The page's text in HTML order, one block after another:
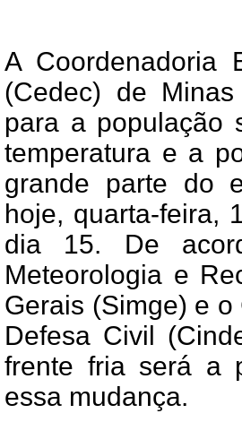
A Coordenadoria
(Cedec) de
para a população
temperatura e a
grande parte do
hoje, quarta-feira,
dia 15. De
Meteorologia e
Gerais (Simge) e
Defesa Civil
frente fria será a
essa mudança.